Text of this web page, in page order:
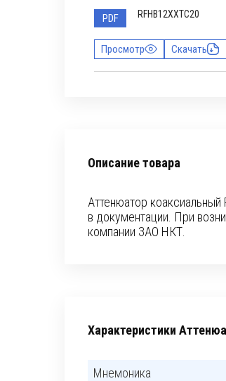
PDF RFHB12XXTC20
Просмотр Скачать
Описание товара
Аттенюатор
в документации. При
компании ЗАО НКТ.
Характеристики
Мнемоника